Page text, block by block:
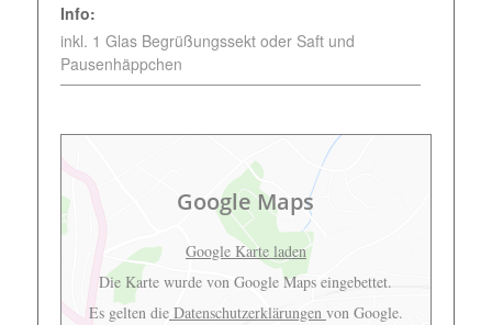
Info:
inkl. 1 Glas Begrüßungssekt oder Saft und
Pausenhäppchen
Google Maps
Google Karte laden
Die Karte wurde von Google Maps eingebettet.
Es gelten dieDatenschutzerklärungen von Google.